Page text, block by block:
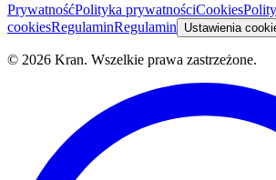
PrywatnośćPolityka prywatnościCookies
cookiesRegulaminRegulamin Ustawienia
© 2026 Kran. Wszelkie prawa zastrzeżone.